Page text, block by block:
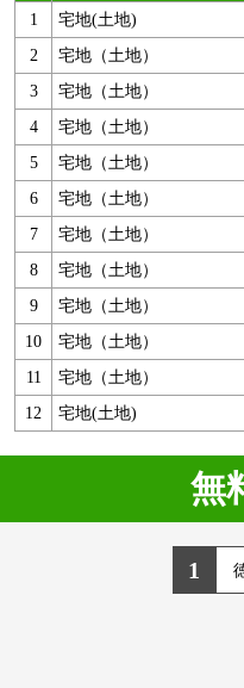
1
宅地(土地)
2
宅地（土地）
3
宅地（土地）
4
宅地（土地）
5
宅地（土地）
6
宅地（土地）
7
宅地（土地）
8
宅地（土地）
9
宅地（土地）
10
宅地（土地）
11
宅地（土地）
12
宅地(土地)
無
1